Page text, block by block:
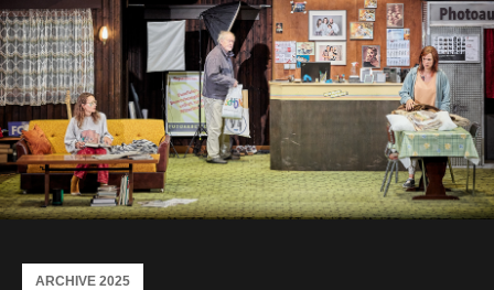
ARCHIVE 2025